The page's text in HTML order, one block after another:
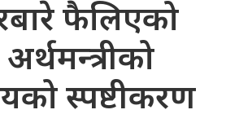
फैलिएको
अर्थमन्त्रीको
स्पष्टीकरण